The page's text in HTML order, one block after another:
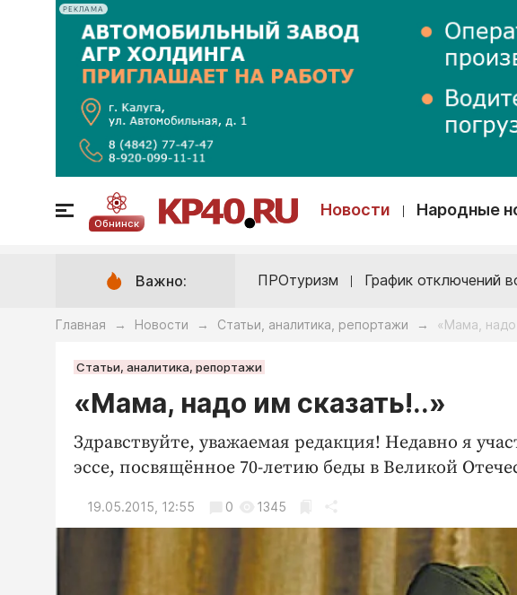
РЕКЛАМА
Обнинск
Новости Народные
Важно: ПРОтуризм График отключений
Главная → Новости → Статьи, аналитика, репортажи → «Мама, надо
Статьи, аналитика, репортажи
«Мама, надо им сказать!..»
Здравствуйте, уважаемая редакция! Недавно я
эссе, посвящённое 70-летию беды в Великой
19.05.2015, 12:55 0 1345